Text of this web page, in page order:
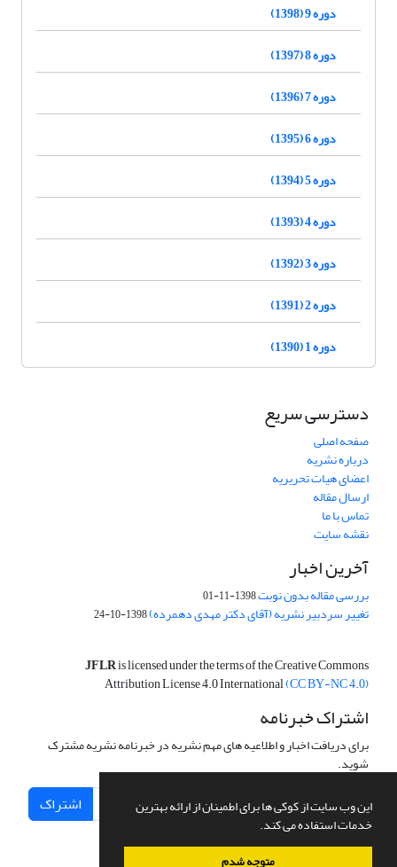
این وب سایت از کوکی ها برای اطمینان از ارائه بهترین
خدمات استفاده می کند.
متوجه شدم
دوره 9 (1398)
دوره 8 (1397)
دوره 7 (1396)
دوره 6 (1395)
دوره 5 (1394)
دوره 4 (1393)
دوره 3 (1392)
دوره 2 (1391)
دوره 1 (1390)
دسترسی سریع
صفحه اصلی
درباره نشریه
اعضای هیات تحریریه
ارسال مقاله
تماس با ما
نقشه سایت
آخرین اخبار
بررسی مقاله بدون نوبت1398-11-01
تغییر سردبیر نشریه (آقای دکتر مهدی دهمرده)1398-10-24
JFLRis licensed under the terms of the Creative Commons
Attribution License 4.0 International(CC BY-NC 4.0)
اشتراک خبرنامه
برای دریافت اخبار و اطلاعیه های مهم نشریه در خبرنامه نشریه مشترک
شوید.
اشتراک